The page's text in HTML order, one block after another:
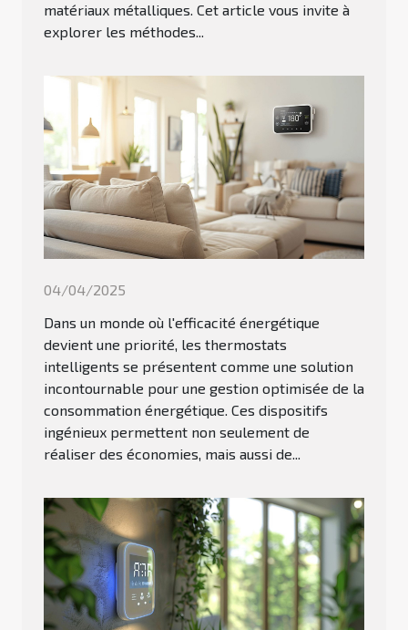
matériaux métalliques. Cet article vous invite à
explorer les méthodes...
04/04/2025
Dans un monde où l'efficacité énergétique
devient une priorité, les thermostats
intelligents se présentent comme une solution
incontournable pour une gestion optimisée de la
consommation énergétique. Ces dispositifs
ingénieux permettent non seulement de
réaliser des économies, mais aussi de...